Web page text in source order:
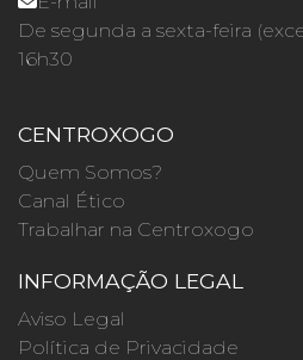
De segunda a sexta-feira
16h30
CENTROXOGO
Quem Somos?
Canal Ético
Trabalhar na Centroxogo
INFORMAÇÃO LEGAL
Aviso Legal
Política de Privacidade